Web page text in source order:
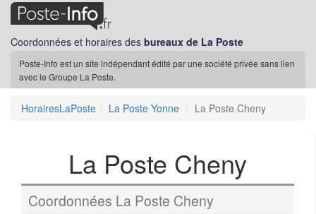
Coordonnées et horaires des bureaux de La Poste
Poste-Info est un site indépendant édité par une société privée sans lien
avec le Groupe La Poste.
HorairesLaPoste La Poste Yonne La Poste Cheny
La Poste Cheny
Coordonnées La Poste Cheny